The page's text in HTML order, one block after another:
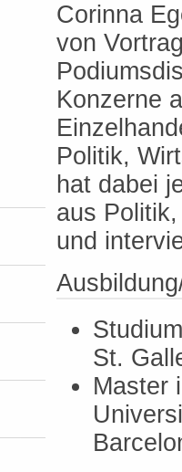
Corinna
von
Konzerne
Politik,
hat dabei
aus
und
St.
Master